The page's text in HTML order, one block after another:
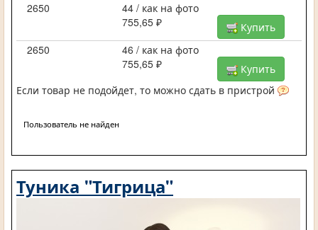
2650
44 / как на фото
755,65 ₽
Купить
2650
46 / как на фото
755,65 ₽
Купить
Если товар не подойдет, то можно сдать в пристрой
Пользователь не найден
Туника "Тигрица"